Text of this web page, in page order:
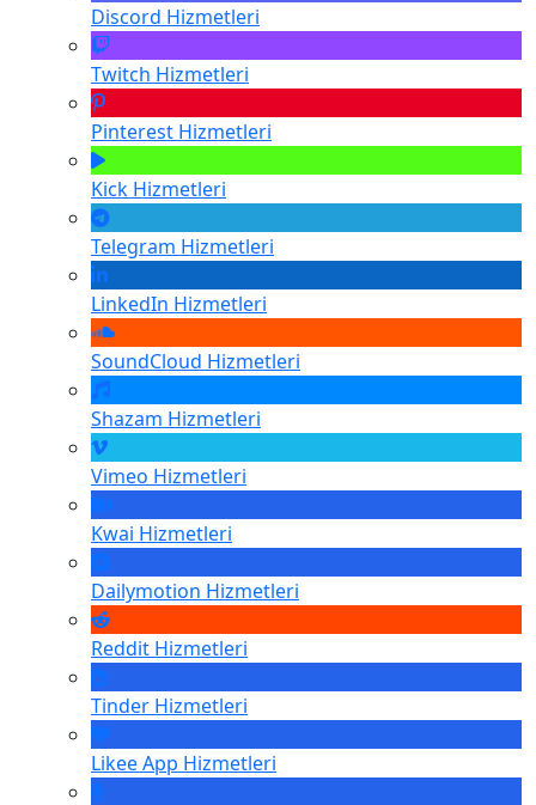
Discord Hizmetleri
Twitch Hizmetleri
Pinterest Hizmetleri
Kick Hizmetleri
Telegram Hizmetleri
LinkedIn Hizmetleri
SoundCloud Hizmetleri
Shazam Hizmetleri
Vimeo Hizmetleri
Kwai Hizmetleri
Dailymotion Hizmetleri
Reddit Hizmetleri
Tinder Hizmetleri
Likee App Hizmetleri